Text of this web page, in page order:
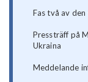
Fas två av
Pressträff på
Ukraina
Meddelande